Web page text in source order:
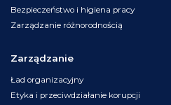
Bezpieczeństwo i higiena pracy
Zarządzanie różnorodnością
Zarządzanie
Ład organizacyjny
Etyka i przeciwdziałanie korupcji